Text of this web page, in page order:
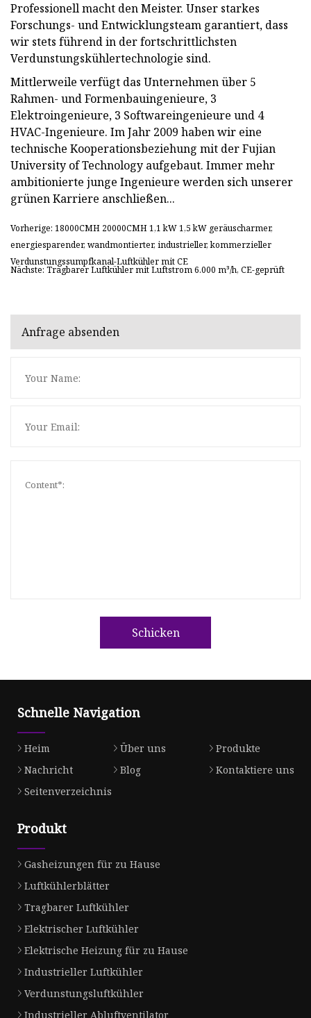
Professionell macht den Meister. Unser starkes
Forschungs- und Entwicklungsteam garantiert, dass
wir stets führend in der fortschrittlichsten
Verdunstungskühlertechnologie sind.
Mittlerweile verfügt das Unternehmen über 5
Rahmen- und Formenbauingenieure, 3
Elektroingenieure, 3 Softwareingenieure und 4
HVAC-Ingenieure. Im Jahr 2009 haben wir eine
technische Kooperationsbeziehung mit der Fujian
University of Technology aufgebaut. Immer mehr
ambitionierte junge Ingenieure werden sich unserer
grünen Karriere anschließen...
Vorherige: 18000CMH 20000CMH 1,1 kW 1,5 kW geräuscharmer,
energiesparender, wandmontierter, industrieller, kommerzieller
Verdunstungssumpfkanal-Luftkühler mit CE
Nächste: Tragbarer Luftkühler mit Luftstrom 6.000 m³/h, CE-geprüft
Anfrage absenden
Schicken
Schnelle Navigation
Heim Über uns
Produkte
Nachricht
Blog
Kontaktiere uns
Seitenverzeichnis
Produkt
Gasheizungen für zu Hause
Luftkühlerblätter
Tragbarer Luftkühler
Elektrischer Luftkühler
Elektrische Heizung für zu Hause
Industrieller Luftkühler
Verdunstungsluftkühler
Industrieller Abluftventilator